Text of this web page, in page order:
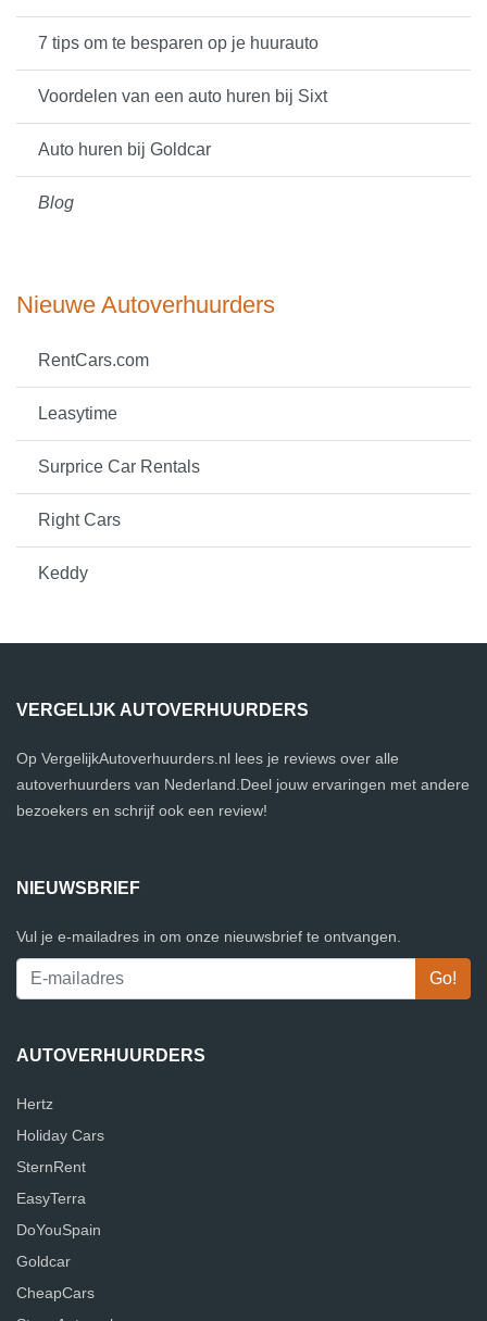
7 tips om te besparen op je huurauto
Voordelen van een auto huren bij Sixt
Auto huren bij Goldcar
Blog
Nieuwe Autoverhuurders
RentCars.com
Leasytime
Surprice Car Rentals
Right Cars
Keddy
VERGELIJK AUTOVERHUURDERS
Op VergelijkAutoverhuurders.nl lees je reviews over alle
autoverhuurders van Nederland.Deel jouw ervaringen met andere
bezoekers en schrijf ook een review!
NIEUWSBRIEF
Vul je e-mailadres in om onze nieuwsbrief te ontvangen.
AUTOVERHUURDERS
Hertz
Holiday Cars
SternRent
EasyTerra
DoYouSpain
Goldcar
CheapCars